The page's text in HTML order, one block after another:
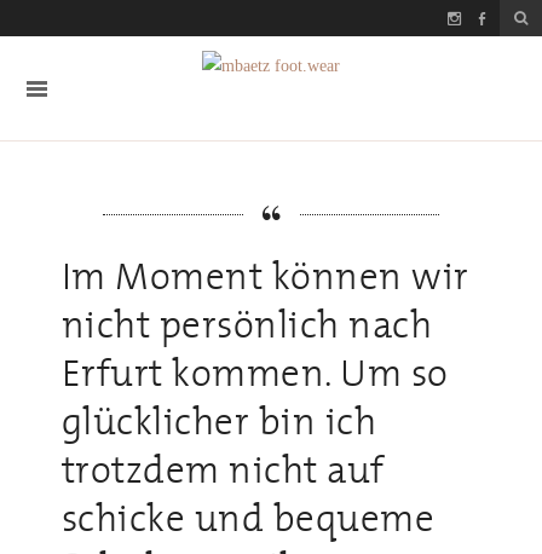
Im Moment können wir
nicht persönlich nach
Erfurt kommen. Um so
glücklicher bin ich
trotzdem nicht auf
schicke und bequeme